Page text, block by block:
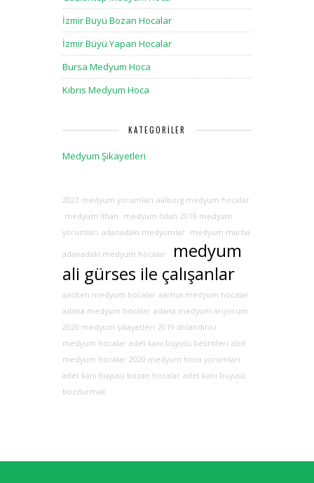
İzmir Büyü Bozan Hocalar
İzmir Büyü Yapan Hocalar
Bursa Medyum Hoca
Kıbrıs Medyum Hoca
KATEGORILER
Medyum Şikayetleri
2023 medyum yorumları aalborg medyum hocalar
medyum ilhan
medyum fidan 2019 medyum
yorumları adanadaki medyumlar medyum marha
adanadaki medyum hocalar
medyum
ali gürses ile çalışanlar
aachen medyum hocalar aarhus medyum hocalar
adana medyum hocalar adana medyum arıyorum
2020 medyum şikayetleri 2019 dolandırıcı
medyum hocalar adet kanı büyüsü belirtileri abd
medyum hocalar 2020 medyum hoca yorumları
adet kanı büyüsü bozan hocalar adet kanı büyüsü
bozdurmak